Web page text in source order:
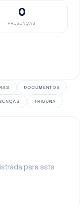
0
PRESENÇAS
DOCUMENTOS
TRIBUNA
para este